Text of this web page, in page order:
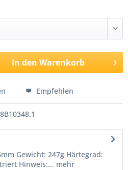
In den Warenkorb
Empfehlen
Gewicht: 247g Härtegrad:
Hinweis:... mehr